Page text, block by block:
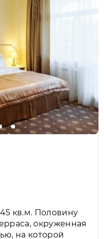
кв.м. Половину
окруженная
на которой